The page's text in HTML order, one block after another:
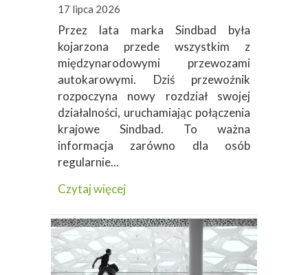
17 lipca 2026
Przez lata marka Sindbad była
kojarzona przede wszystkim z
międzynarodowymi przewozami
autokarowymi. Dziś przewoźnik
rozpoczyna nowy rozdział swojej
działalności, uruchamiając połączenia
krajowe Sindbad. To ważna
informacja zarówno dla osób
regularnie...
Czytaj więcej